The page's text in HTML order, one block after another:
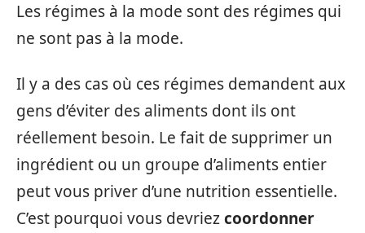
Les régimes à la mode sont des régimes qui
ne sont pas à la mode.
Il y a des cas où ces régimes demandent aux
gens d’éviter des aliments dont ils ont
réellement besoin. Le fait de supprimer un
ingrédient ou un groupe d’aliments entier
peut vous priver d’une nutrition essentielle.
C’est pourquoi vous devriezcoordonner